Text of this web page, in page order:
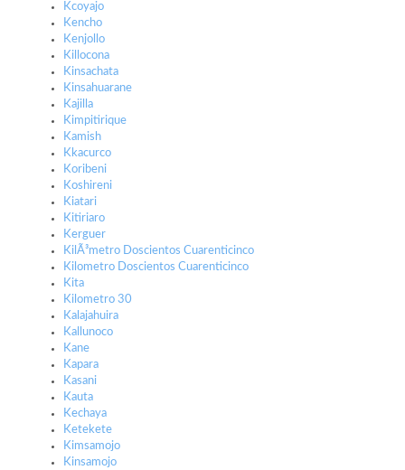
Kcoyajo
Kencho
Kenjollo
Killocona
Kinsachata
Kinsahuarane
Kajilla
Kimpitirique
Kamish
Kkacurco
Koribeni
Koshireni
Kiatari
Kitiriaro
Kerguer
KilÃ³metro Doscientos Cuarenticinco
Kilometro Doscientos Cuarenticinco
Kita
Kilometro 30
Kalajahuira
Kallunoco
Kane
Kapara
Kasani
Kauta
Kechaya
Ketekete
Kimsamojo
Kinsamojo